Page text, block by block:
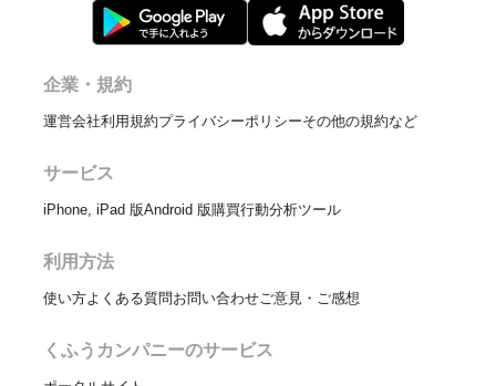
企業・規約
運営会社利用規約プライバシーポリシーその他の規約など
サービス
iPhone, iPad 版Android 版購買行動分析ツール
利用方法
使い方よくある質問お問い合わせご意見・ご感想
くふうカンパニーのサービス